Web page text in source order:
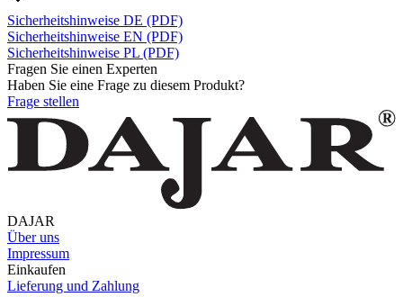
Sicherheitshinweise DE (PDF)
Sicherheitshinweise EN (PDF)
Sicherheitshinweise PL (PDF)
Fragen Sie einen Experten
Haben Sie eine Frage zu diesem Produkt?
Frage stellen
DAJAR
Über uns
Impressum
Einkaufen
Lieferung und Zahlung